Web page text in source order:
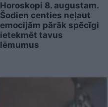
Horoskopi 8. augustam.
Šodien centies neļaut
emocijām pārāk spēcīgi
ietekmēt tavus
lēmumus